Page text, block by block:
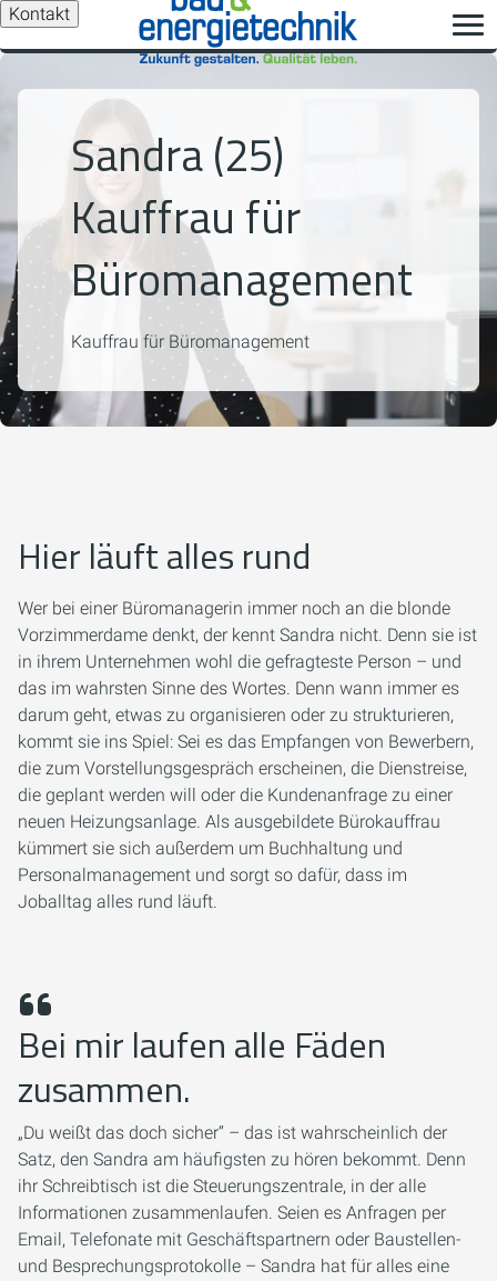
Kontakt
Sandra (25)
Kauffrau für
Büromanagement
Kauffrau für Büromanagement
Hier läuft alles rund
Wer bei einer Büromanagerin immer noch an die blonde
Vorzimmerdame denkt, der kennt Sandra nicht. Denn sie ist
in ihrem Unternehmen wohl die gefragteste Person – und
das im wahrsten Sinne des Wortes. Denn wann immer es
darum geht, etwas zu organisieren oder zu strukturieren,
kommt sie ins Spiel: Sei es das Empfangen von Bewerbern,
die zum Vorstellungsgespräch erscheinen, die Dienstreise,
die geplant werden will oder die Kundenanfrage zu einer
neuen Heizungsanlage. Als ausgebildete Bürokauffrau
kümmert sie sich außerdem um Buchhaltung und
Personalmanagement und sorgt so dafür, dass im
Joballtag alles rund läuft.
Bei mir laufen alle Fäden
zusammen.
„Du weißt das doch sicher“ – das ist wahrscheinlich der
Satz, den Sandra am häufigsten zu hören bekommt. Denn
ihr Schreibtisch ist die Steuerungszentrale, in der alle
Informationen zusammenlaufen. Seien es Anfragen per
Email, Telefonate mit Geschäftspartnern oder Baustellen-
und Besprechungsprotokolle – Sandra hat für alles eine